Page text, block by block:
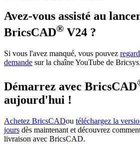
Avez-vous assisté au
BricsCAD® V24 ?
Si vous l'avez manqué, vous pouvez
demande sur la chaîne YouTube de Bricsys.
Démarrez avec BricsCAD
aujourd'hui !
Achetez BricsCADou téléchargez la
jours dès maintenant et découvrez
livraison avec BricsCAD.